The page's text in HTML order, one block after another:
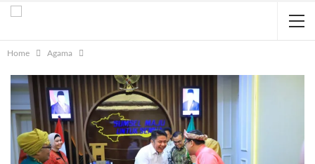
Home Agama